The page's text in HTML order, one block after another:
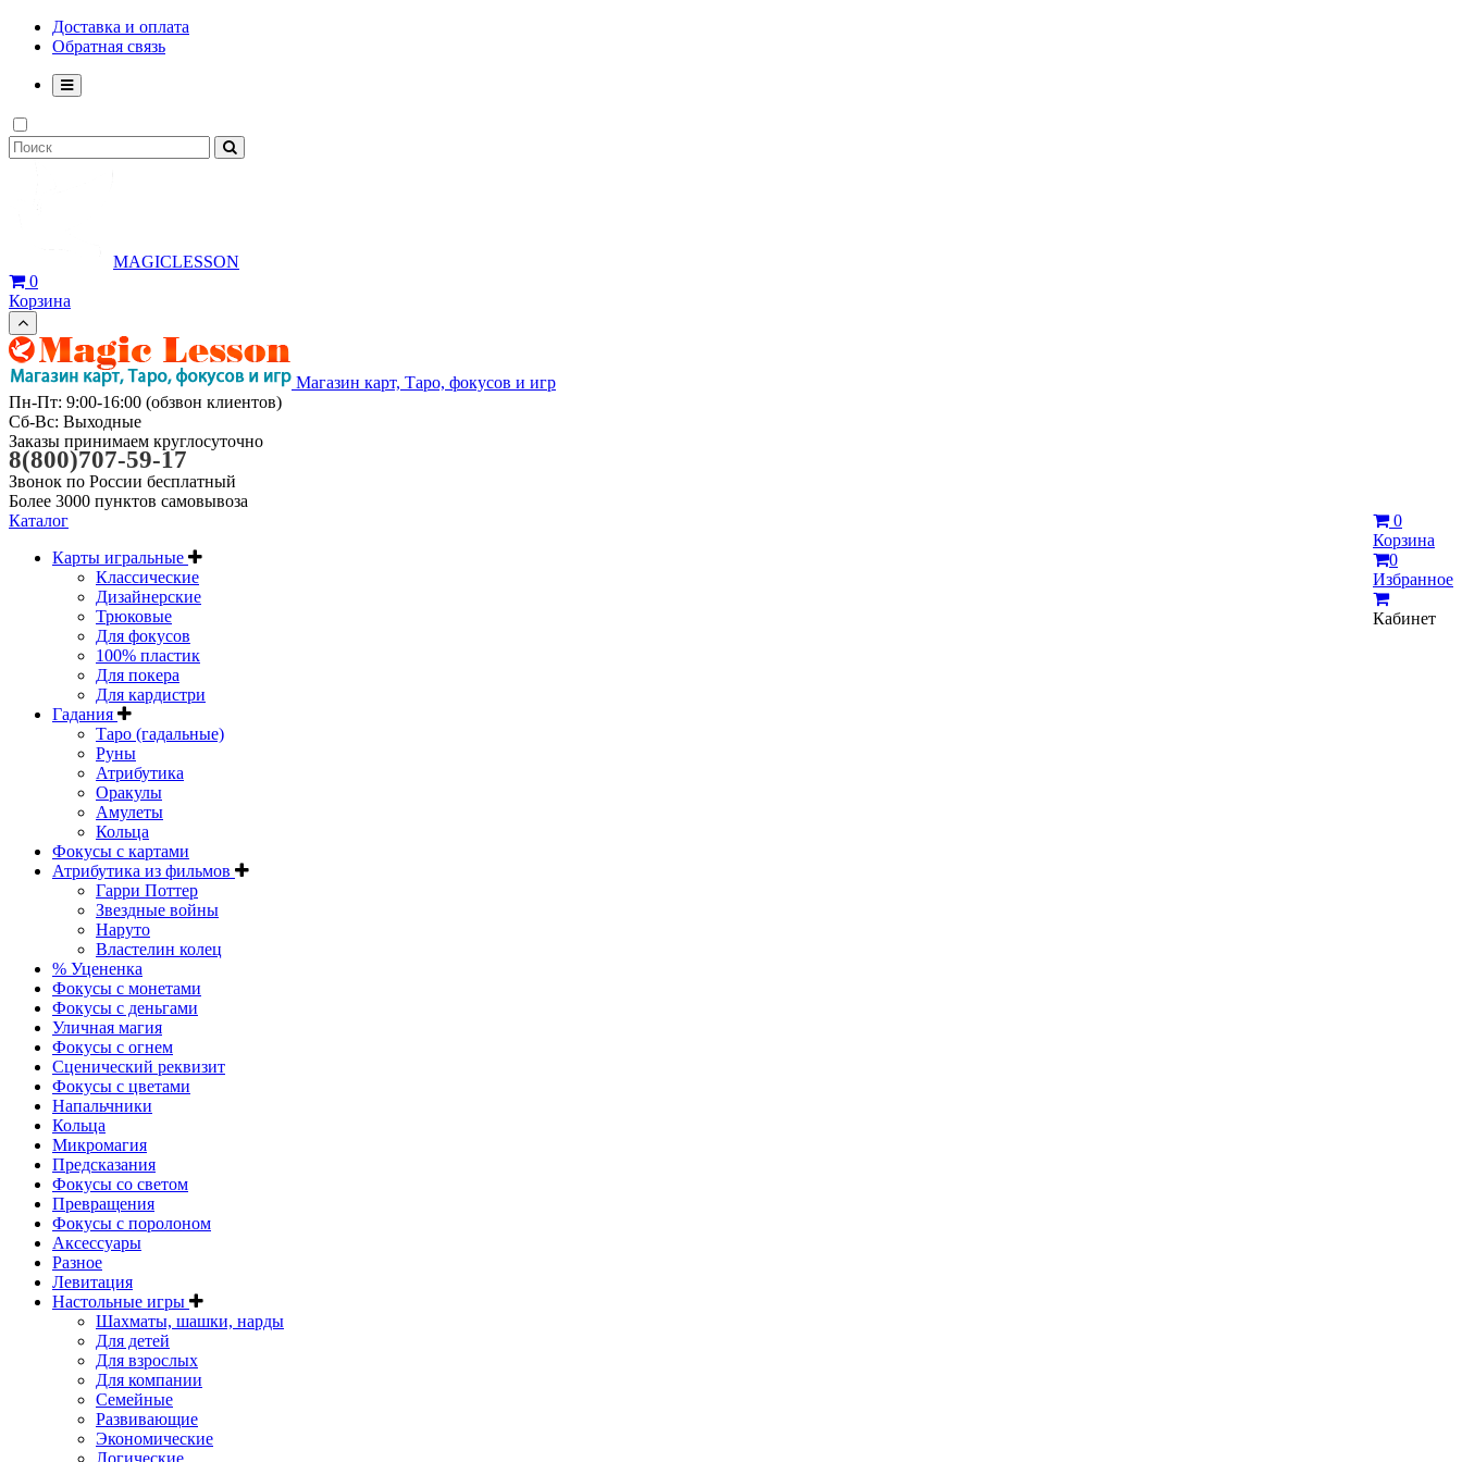
Доставка и оплата
Обратная связь
MAGICLESSON
0
Корзина
Магазин карт, Таро, фокусов и игр
Пн-Пт: 9:00-16:00 (обзвон клиентов)
Сб-Вс: Выходные
Заказы принимаем круглосуточно
8(800)707-59-17
Звонок по России бесплатный
Более 3000 пунктов самовывоза
0
Корзина
0
Избранное
Кабинет
Каталог
Карты игральные
Классические
Дизайнерские
Трюковые
Для фокусов
100% пластик
Для покера
Для кардистри
Гадания
Таро (гадальные)
Руны
Атрибутика
Оракулы
Амулеты
Кольца
Фокусы с картами
Атрибутика из фильмов
Гарри Поттер
Звездные войны
Наруто
Властелин колец
% Уцененка
Фокусы с монетами
Фокусы с деньгами
Уличная магия
Фокусы с огнем
Сценический реквизит
Фокусы с цветами
Напальчники
Кольца
Микромагия
Предсказания
Фокусы со светом
Превращения
Фокусы с поролоном
Аксессуары
Разное
Левитация
Настольные игры
Шахматы, шашки, нарды
Для детей
Для взрослых
Для компании
Семейные
Развивающие
Экономические
Логические